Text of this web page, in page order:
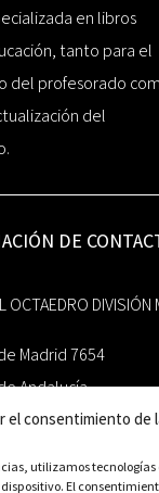
el consentimiento de
utilizamos
El
en libros
tanto para el
del profesorado
del
DE
OCTAEDRO DIVISIÓN
Madrid 7654
Andalucía
Nuevo León